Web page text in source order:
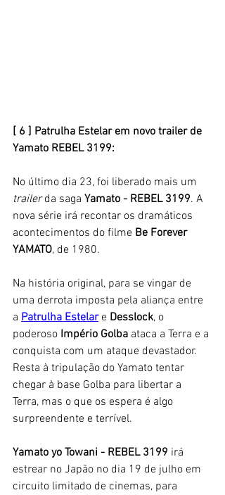
[ 6 ] Patrulha Estelar em novo trailer de
Yamato REBEL 3199:
No último dia 23, foi liberado mais um
trailer da saga Yamato - REBEL 3199. A
nova série irá recontar os dramáticos
acontecimentos do filme Be Forever
YAMATO, de 1980.
Na história original, para se vingar de
uma derrota imposta pela aliança entre
a Patrulha Estelar e Desslock, o
poderoso Império Golba ataca a Terra e a
conquista com um ataque devastador.
Resta à tripulação do Yamato tentar
chegar à base Golba para libertar a
Terra, mas o que os espera é algo
surpreendente e terrível.
Yamato yo Towani - REBEL 3199 irá
estrear no Japão no dia 19 de julho em
circuito limitado de cinemas, para